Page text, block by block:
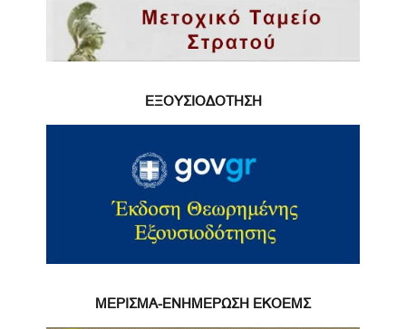
ΕΞΟΥΣΙΟΔΟΤΗΣΗ
ΜΕΡΙΣΜΑ-ΕΝΗΜΕΡΩΣΗ ΕΚΟΕΜΣ